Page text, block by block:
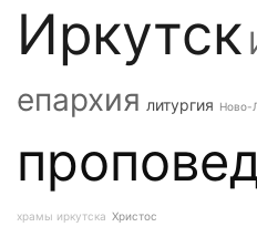
Иркутск
епархия литургия Ново-
храмы иркутска Христос